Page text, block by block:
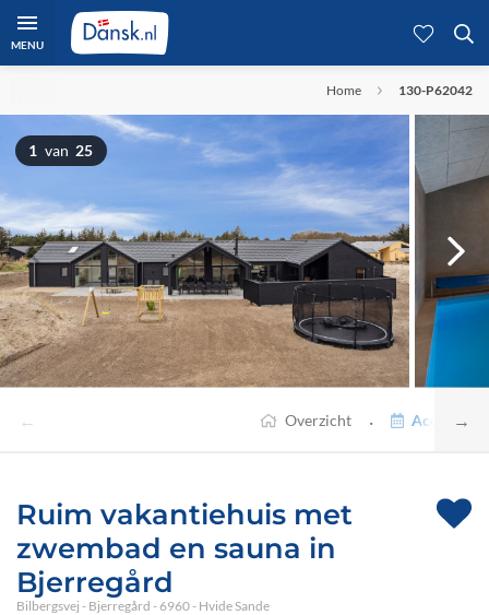
MENU
Home 130-P62042
1 van 25
← →
Overzicht ·
Ruim vakantiehuis met
zwembad en sauna in
Bjerregård
Bilbergsvej - Bjerregård - 6960 - Hvide Sande